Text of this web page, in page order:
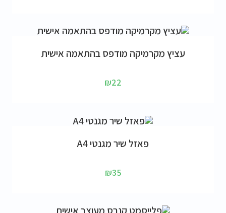
עציץ מקרמיקה מודפס בהתאמה אישית
₪22
פאזל שיר מגנטי A4
₪35